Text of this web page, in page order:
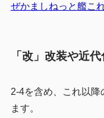
ぜかましねっと艦これ
「改」改装や近
2-4を含め、これ以
ます。